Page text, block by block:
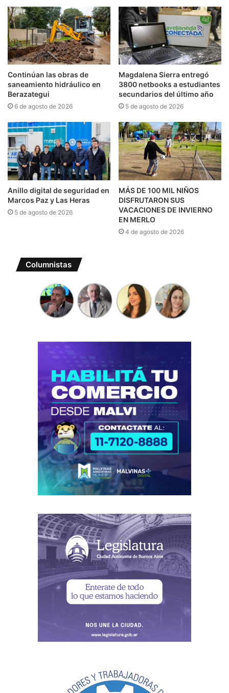
Continúan las obras de
saneamiento hidráulico en
Berazategui
6 de agosto de 2026
Magdalena Sierra entregó
3800 netbooks a estudiantes
secundarios del último año
5 de agosto de 2026
Anillo digital de seguridad en
Marcos Paz y Las Heras
5 de agosto de 2026
MÁS DE 100 MIL NIÑOS
DISFRUTARON SUS
VACACIONES DE INVIERNO
EN MERLO
4 de agosto de 2026
Columnistas